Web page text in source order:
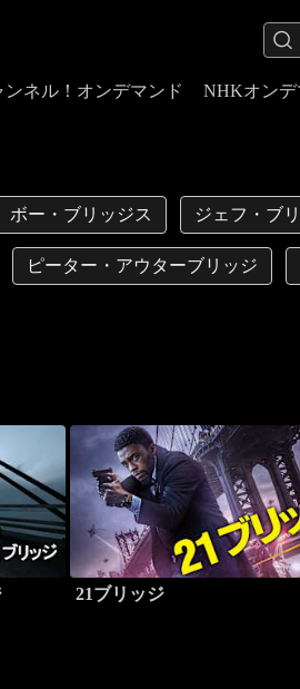
ンネル！オンデマンド NHKオンデ
ボー・ブリッジス ジェフ・ブ
ピーター・アウターブリッジ
21ブリッジ